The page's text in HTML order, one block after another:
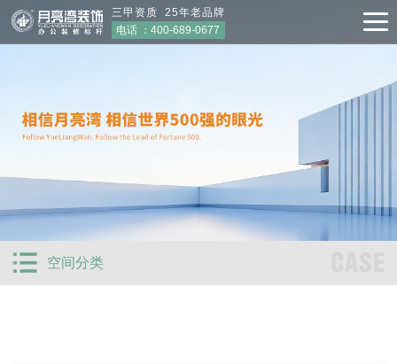
三甲资质 25年老品牌
电话 ：400-689-0677
空间分类